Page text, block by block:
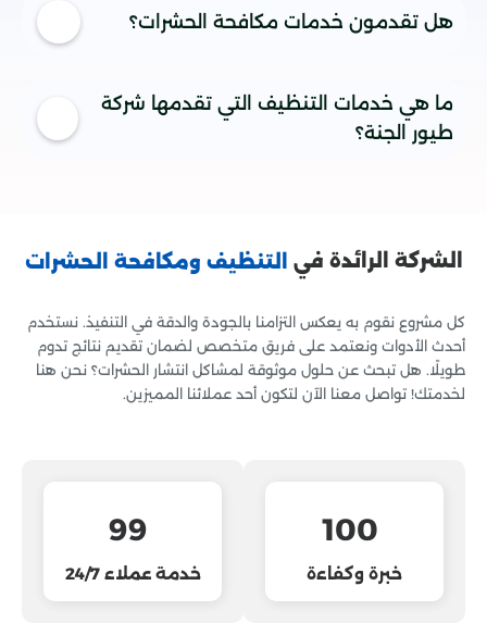
بالطبع، نقدم في شركة طيور الجنة خدمات تنظيف مخصصة
للمكاتب والشركات. فريقنا المدرب سيقوم بتنظيف المكان بأعلى
هل تقدمون خدمات مكافحة الحشرات؟
نعم، نحن في شركة طيور الجنة نقدم خدمات شاملة لمكافحة
الحشرات مثل البعوض، الصراصير، النمل، والفئران. نستخدم مواد
آمنة وفعّالة لضمان القضاء على الحشرات بشكل نهائي مع
ما هي خدمات التنظيف التي تقدمها شركة
طيور الجنة؟
الشركة الرائدة في التنظيف ومكافحة الحشرات
كل مشروع نقوم به يعكس التزامنا بالجودة والدقة في التنفيذ. نستخدم
أحدث الأدوات ونعتمد على فريق متخصص لضمان تقديم نتائج تدوم
طويلًا. هل تبحث عن حلول موثوقة لمشاكل انتشار الحشرات؟ نحن هنا
لخدمتك! تواصل معنا الآن لتكون أحد عملائنا المميزين.
100
خبرة وكفاءة
99
خدمة عملاء 24/7